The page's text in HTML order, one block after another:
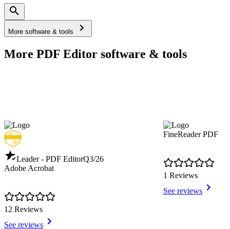
More software & tools
More PDF Editor software & tools
Leader - PDF EditorQ3/26
Adobe Acrobat
12 Reviews
See reviews
FineReader PDF
1 Reviews
See reviews